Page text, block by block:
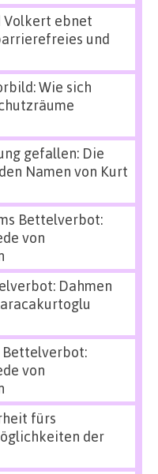
Volkert ebnet
und
Wie sich
gefallen: Die
Namen von Kurt
Bettelverbot:
von
Dahmen
Bettelverbot:
von
fürs
der